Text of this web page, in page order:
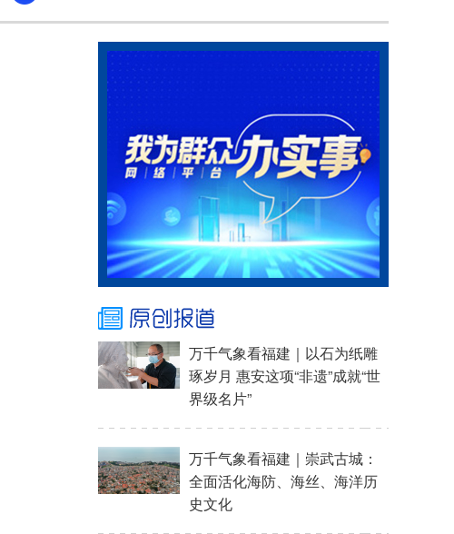
万千气象看福建｜以石为纸雕
琢岁月 惠安这项“非遗”成就“世
界级名片”
万千气象看福建｜崇武古城：
全面活化海防、海丝、海洋历
史文化